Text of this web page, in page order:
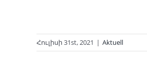
Հուլիսի 31st, 2021 | Aktuell